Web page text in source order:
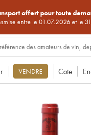
offert pour toute
entre le 01.07.2026 et le
VENDRE Cote